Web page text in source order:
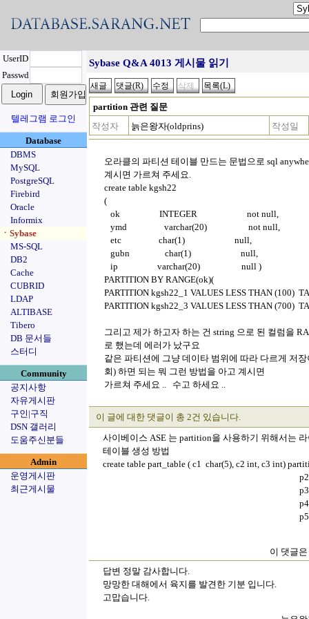
UserID
Passwd
텔레그램 로그인
Database
DBMS
MySQL
PostgreSQL
Firebird
Oracle
Informix
ㆍSybase
MS-SQL
DB2
Cache
CUBRID
LDAP
ALTIBASE
Tibero
DB 문서들
스터디
Community
공지사항
자유게시판
구인|구직
DSN 갤러리
도움주신분들
Admin
운영게시판
최근게시물
Sybase Q&A 4013 게시물 읽기
partition 관련 질문
작성자
늙은왕자(oldprins) 작성일
오라클의 파티션 테이블 만드는 문법으로 sql
계시면 가르쳐 주세요.
create table kgsh22
(
ok INTEGER not null,
ymd varchar(20) not null,
etc char(1) null,
gubn char(1) null,
ip varchar(20) null )
PARTITION BY RANGE(ok)(
PARTITION kgsh22_1 VALUES LESS THAN (100)
PARTITION kgsh22_3 VALUES LESS THAN (700)
그리고 제가 하고자 하는 건 string 으로 된 컬럼을
로 했는데 에러가 났구요
같은 파티션에 그냥 데이타 범위에 따라 다르게 저
회) 하면 되는 뭐 그런 방법을 아고 계시면
가르쳐 주세요 .. 수고 하세요 ..
이 글에 대한 댓글이 총 2건 있습니다.
사이베이스 ASE 는 partition을 사용하기 위해서는
테이블 생성 방법
create table part_table ( c1 char(5), c2 int, c3 int)
p2 values
p3values
p4values
p5values
이 댓글
답변 정말 감사합니다.
망망한 대해에서 육지를 발견한 기분 입니다.
고맙습니다.